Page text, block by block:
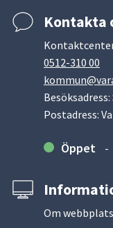
Kontakta
0512-310 00
Postadress:
Öppet
Om